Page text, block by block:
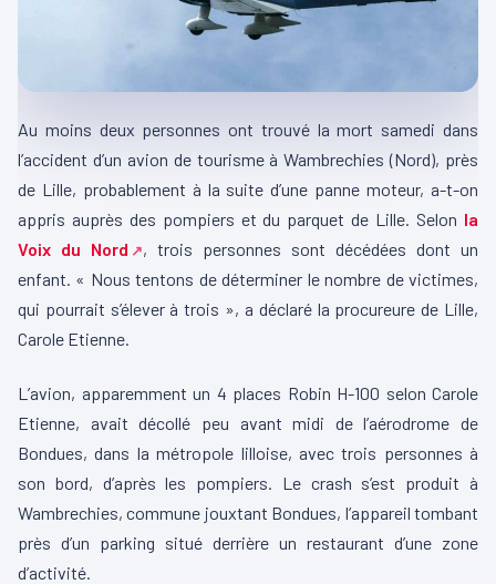
Au moins deux personnes ont trouvé la mort samedi dans
l’accident d’un avion de tourisme à Wambrechies (Nord), près
de Lille, probablement à la suite d’une panne moteur, a-t-on
appris auprès des pompiers et du parquet de Lille. Selon la
Voix du Nord
, trois personnes sont décédées dont un
enfant. « Nous tentons de déterminer le nombre de victimes,
qui pourrait s’élever à trois », a déclaré la procureure de Lille,
Carole Etienne.
L’avion, apparemment un 4 places Robin H-100 selon Carole
Etienne, avait décollé peu avant midi de l’aérodrome de
Bondues, dans la métropole lilloise, avec trois personnes à
son bord, d’après les pompiers. Le crash s’est produit à
Wambrechies, commune jouxtant Bondues, l’appareil tombant
près d’un parking situé derrière un restaurant d’une zone
d’activité.